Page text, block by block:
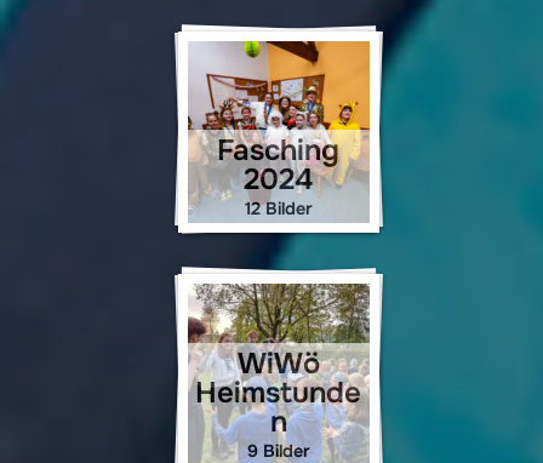
Fasching
2024
12 Bilder
WiWö
Heimstunde
n
9 Bilder